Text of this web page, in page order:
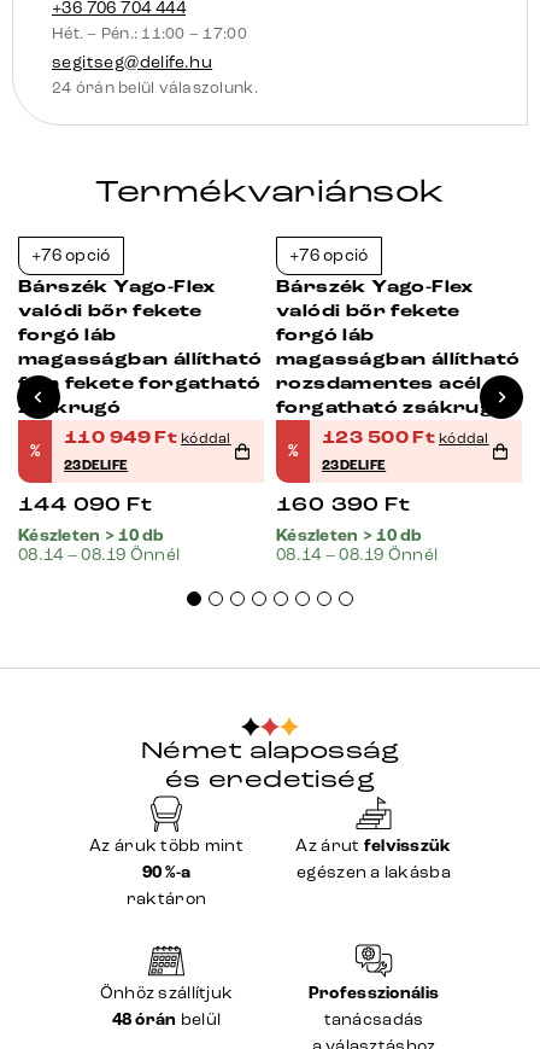
+36 706 704 444
Hét. – Pén.: 11:00 – 17:00
segitseg@delife.hu
24 órán belül válaszolunk.
Termékvariánsok
+76 opció
Bárszék Yago-Flex
valódi bőr fekete
forgó láb
magasságban állítható
fém fekete forgatható
zsákrugó
%
110 949Ft kóddal
23DELIFE
144 090 Ft
Készleten > 10 db
08.14 – 08.19 Önnél
+76 opció
Bárszék Yago-Flex
valódi bőr fekete
forgó láb
magasságban állítható
rozsdamentes acél
forgatható zsákrugós
%
123 500Ft kóddal
23DELIFE
160 390 Ft
Készleten > 10 db
08.14 – 08.19 Önnél
Német alaposság
és eredetiség
Az áruk több mint
90 %-a
raktáron
Az árut felvisszük
egészen a lakásba
Önhöz szállítjuk
48 órán belül
Professzionális
tanácsadás